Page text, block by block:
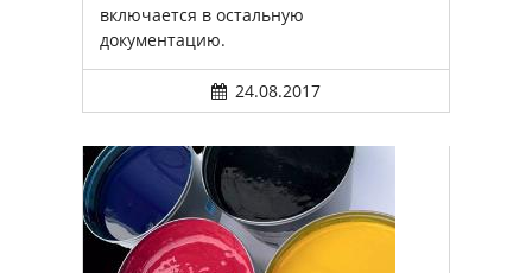
включается в остальную
документацию.
24.08.2017